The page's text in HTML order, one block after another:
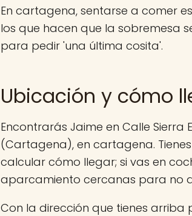
En cartagena, sentarse a comer
los que hacen que la sobremesa
para pedir 'una última cosita'.
Ubicación y cómo
Encontrarás Jaime en Calle Sierra
(Cartagena), en cartagena.
calcular cómo llegar; si vas en
aparcamiento cercanas para no
Con la dirección que tienes